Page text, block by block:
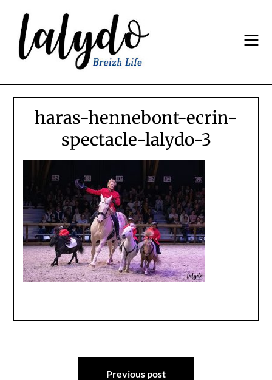
content
haras-hennebont-ecrin-
spectacle-lalydo-3
Navigation
Previous post